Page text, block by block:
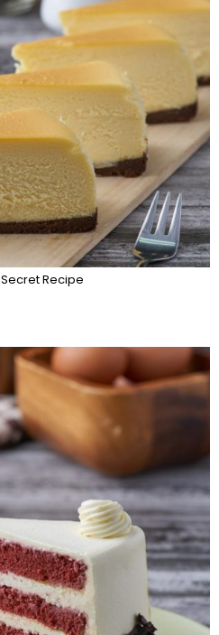
Secret Recipe